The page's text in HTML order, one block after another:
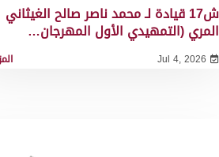
ش17 قيادة لـ محمد ناصر صالح الغيثاني
المري (التمهيدي الأول المهرجان…
Jul 4, 2026